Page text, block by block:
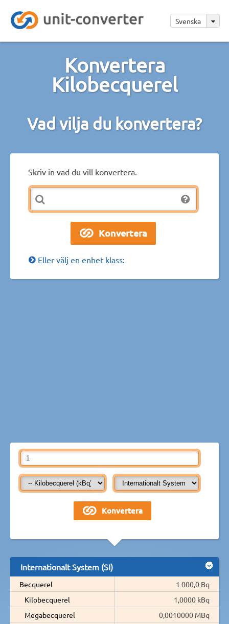
Svenska
Konvertera
Kilobecquerel
Vad vilja du konvertera?
Skriv in vad du vill konvertera.
Eller välj en enhet klass:
Internationalt System (SI)
Becquerel
1 000,0 Bq
Kilobecquerel
1,0000 kBq
Megabecquerel
0,0010000 MBq